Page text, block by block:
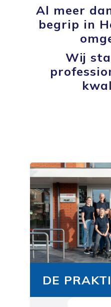
Al meer
begrip in
Wij
DE